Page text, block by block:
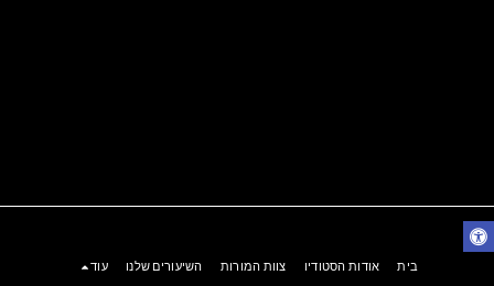
בית אודות הסטודיו צוות המורות השיעורים שלנו עוד